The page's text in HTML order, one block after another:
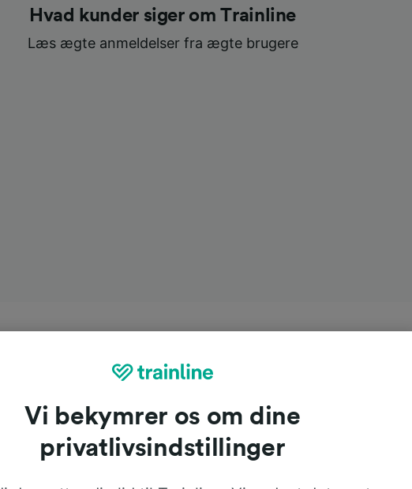
Hvad kunder siger om Trainline
Læs ægte anmeldelser fra ægte brugere
Vi bekymrer os om dine
privatlivsindstillinger